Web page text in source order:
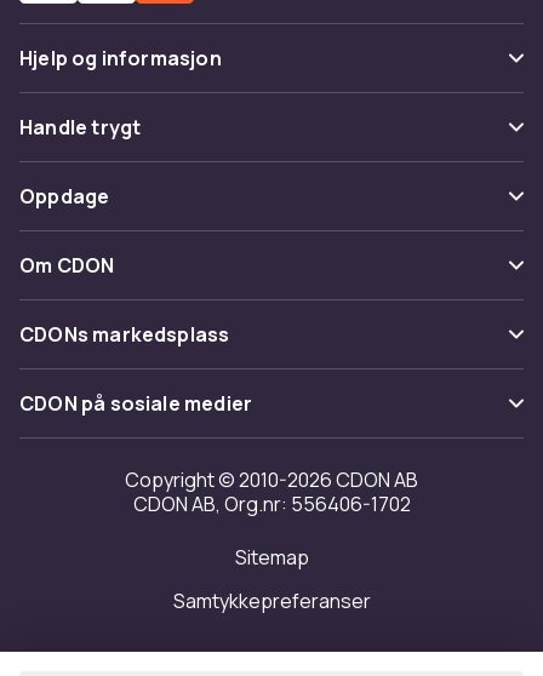
Hjelp og informasjon
Vanlige spørsmål
Spor pakke
Angre & returner her
Kontakt oss
Handle trygt
Betaling
Levering
Tilbakekallinger
Oppdage
Kategorier
Varemerker
Om CDON
Om oss
Kundeanmeldelser
Jobbe på CDON
Investor relations
Tilgjengelighet
CDONs markedsplass
Merchant Help Center
CDON på sosiale medier
Copyright © 2010-2026 CDON AB
CDON AB, Org.nr: 556406-1702
Sitemap
Samtykkepreferanser